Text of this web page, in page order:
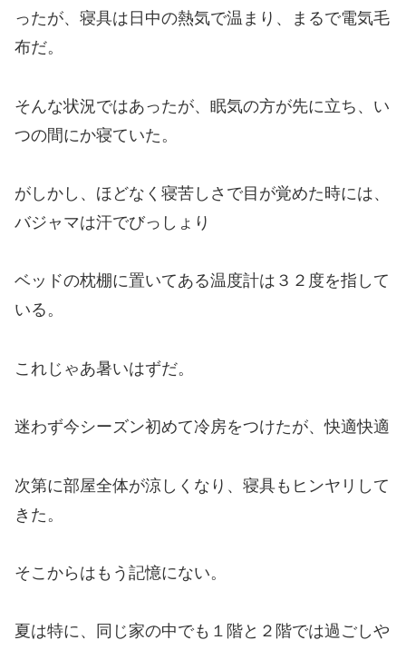
ったが、寝具は日中の熱気で温まり、まるで電気毛
布だ。
そんな状況ではあったが、眠気の方が先に立ち、い
つの間にか寝ていた。
がしかし、ほどなく寝苦しさで目が覚めた時には、
バジャマは汗でびっしょり
ベッドの枕棚に置いてある温度計は３２度を指して
いる。
これじゃあ暑いはずだ。
迷わず今シーズン初めて冷房をつけたが、快適快適
次第に部屋全体が涼しくなり、寝具もヒンヤリして
きた。
そこからはもう記憶にない。
夏は特に、
同じ家の中でも１階と２階では過ごしや